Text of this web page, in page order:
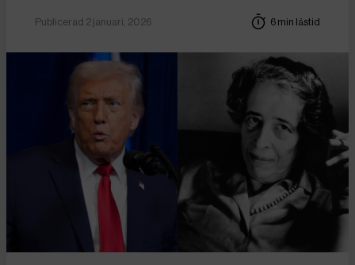
Publicerad 2 januari, 2026 6 min lästid